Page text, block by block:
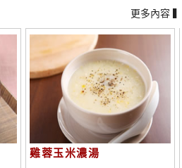
更多內容 ▍
雞蓉玉米濃湯